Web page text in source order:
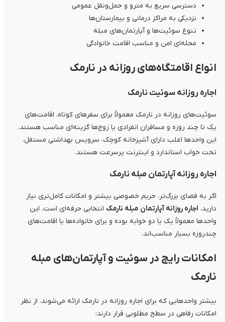
دسترسی سریع به مترو و حمل‌ونقل عمومی
نزدیکی به مراکز درمانی و بیمارستان‌ها
تنوع سوئیت‌ها و آپارتمان‌های مبله
محله‌ای امن و مناسب اقامت خانوادگی
انواع اقامتگاه‌های روزانه در نارمک
اجاره روزانه سوئیت نارمک
سوئیت‌های روزانه در نارمک معمولاً برای سفرهای کوتاه، اقامت‌های
یک تا چند روزه و مسافران انفرادی یا زوج‌ها گزینه‌ای مناسب هستند.
این واحدها اغلب دارای آشپزخانه کوچک، سرویس بهداشتی مستقل،
تخت خواب استاندارد و اینترنت پرسرعت هستند.
اجاره روزانه آپارتمان مبله نارمک
اگر به فضای بزرگ‌تر، حریم خصوصی بیشتر و امکانات کامل‌تری نیاز
دارید، اجاره روزانه آپارتمان مبله نارمک انتخابی حرفه‌ای است. این
واحدها معمولاً یک یا دو خوابه بوده و برای خانواده‌ها یا اقامت‌های
چندروزه بسیار مناسب‌اند.
امکانات رایج در سوئیت و آپارتمان‌های مبله
نارمک
بیشتر واحدهایی که برای اجاره روزانه در نارمک ارائه می‌شوند، از نظر
امکانات رفاهی در سطح مطلوبی قرار دارند: